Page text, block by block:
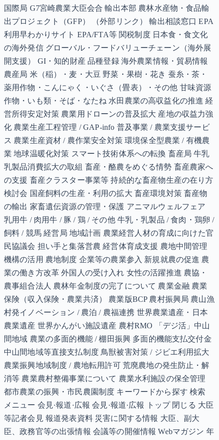
国際局 G7宮崎農業大臣会合 輸出本部 農林水産物・食品輸
出プロジェクト（GFP） （外部リンク） 輸出相談窓口 EPA
利用早わかりサイト EPA/FTA等 関税制度 日本食・食文化
の海外発信 グローバル・フードバリューチェーン（海外展
開支援） GI・知的財産 品種登録 海外農業情報・貿易情報
農産局 米（稲）・麦・大豆 野菜・果樹・花き 蚕糸・茶・
薬用作物・こんにゃく・いぐさ（畳表）・その他 甘味資源
作物・いも類・そば・なたね 水田農業の高収益化の推進 経
営所得安定対策 農業用ドローンの普及拡大 産地の収益力強
化 農業生産工程管理 / GAP-info 普及事業 / 農業支援サービ
ス 農業生産資材 / 農作業安全対策 環境保全型農業 / 有機農
業 地球温暖化対策 スマート技術体系への転換 畜産局 牛乳
乳製品消費拡大の取組 畜産・酪農をめぐる情勢 畜産農家へ
の支援 畜産クラスター事業等 持続的な畜産物生産の在り方
検討会 国産飼料の生産・利用の拡大 畜産環境対策 畜産物
の輸出 家畜遺伝資源の管理・保護 アニマルウェルフェア
乳用牛 / 肉用牛 / 豚 / 鶏 / その他 牛乳・乳製品 / 食肉・鶏卵 /
飼料 / 競馬 経営局 地域計画 農業経営人材の育成に向けた官
民協議会 担い手と集落営農 経営体育成支援 農地中間管理
機構の活用 農地制度 企業等の農業参入 新規就農の促進 農
業の働き方改革 外国人の受け入れ 女性の活躍推進 農協・
農事組合法人 農林年金制度の完了について 農業金融 農業
保険（収入保険・農業共済） 農業版BCP 農村振興局 農山漁
村発イノベーション / 農泊 / 農福連携 世界農業遺産・日本
農業遺産 世界かんがい施設遺産 農村RMO 「デジ活」中山
間地域 農業の多面的機能 / 棚田振興 多面的機能支払交付金
中山間地域等直接支払制度 鳥獣被害対策 / ジビエ利用拡大
農業振興地域制度 / 農地転用許可 荒廃農地の発生防止・解
消等 農業農村整備事業について 農業水利施設の保全管理
都市農業の振興・市民農園制度 キーワードから探す 検索
メニュー 会見·報道·広報 会見·報道·広報 トップ 閉じる 大臣
等記者会見 報道発表資料 災害に関する情報 大臣、副大
臣、政務官等の出張情報 会議等の開催情報 Webマガジン 年